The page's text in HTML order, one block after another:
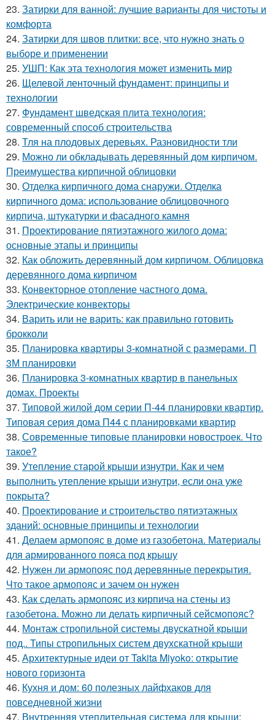
23. Затирки для ванной: лучшие варианты для чистоты и
комфорта
24. Затирки для швов плитки: все, что нужно знать о
выборе и применении
25. УШП: Как эта технология может изменить мир
26. Щелевой ленточный фундамент: принципы и
технологии
27. Фундамент шведская плита технология:
современный способ строительства
28. Тля на плодовых деревьях. Разновидности тли
29. Можно ли обкладывать деревянный дом кирпичом.
Преимущества кирпичной облицовки
30. Отделка кирпичного дома снаружи. Отделка
кирпичного дома: использование облицовочного
кирпича, штукатурки и фасадного камня
31. Проектирование пятиэтажного жилого дома:
основные этапы и принципы
32. Как обложить деревянный дом кирпичом. Облицовка
деревянного дома кирпичом
33. Конвекторное отопление частного дома.
Электрические конвекторы
34. Варить или не варить: как правильно готовить
брокколи
35. Планировка квартиры 3-комнатной с размерами. П
3М планировки
36. Планировка 3-комнатных квартир в панельных
домах. Проекты
37. Типовой жилой дом серии П-44 планировки квартир.
Типовая серия дома П44 с планировками квартир
38. Современные типовые планировки новостроек. Что
такое?
39. Утепление старой крыши изнутри. Как и чем
выполнить утепление крыши изнутри, если она уже
покрыта?
40. Проектирование и строительство пятиэтажных
зданий: основные принципы и технологии
41. Делаем армопояс в доме из газобетона. Материалы
для армированного пояса под крышу
42. Нужен ли армопояс под деревянные перекрытия.
Что такое армопояс и зачем он нужен
43. Как сделать армопояс из кирпича на стены из
газобетона. Можно ли делать кирпичный сейсмопояс?
44. Монтаж стропильной системы двускатной крыши
под.. Типы стропильных систем двухскатной крыши
45. Архитектурные идеи от Takita Miyoko: открытие
нового горизонта
46. Кухня и дом: 60 полезных лайфхаков для
повседневной жизни
47. Внутренняя утеплительная система для крыши: